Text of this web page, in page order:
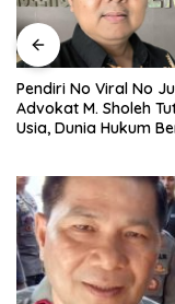
Pendiri No Viral No
Advokat M. Sholeh
Usia, Dunia Hukum